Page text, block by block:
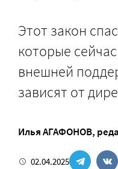
Этот закон
которые
внешней
зависят от
Илья АГАФОНОВ,
02.04.2025